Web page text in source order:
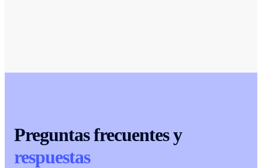
Preguntas frecuentes y
respuestas